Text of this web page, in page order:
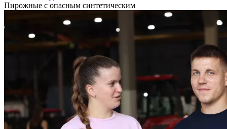
Пирожные с опасным синтетическим